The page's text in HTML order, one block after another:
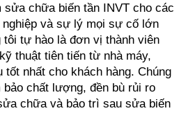
sửa chữa biến tần INVT cho các
nghiệp và sự lý mọi sự cố lớn
tôi tự hào là đơn vị thành viên
thuật tiên tiến từ nhà máy,
tốt nhất cho khách hàng. Chúng
bảo chất lượng, đền bù rủi ro
chữa và bảo trì sau sửa biến